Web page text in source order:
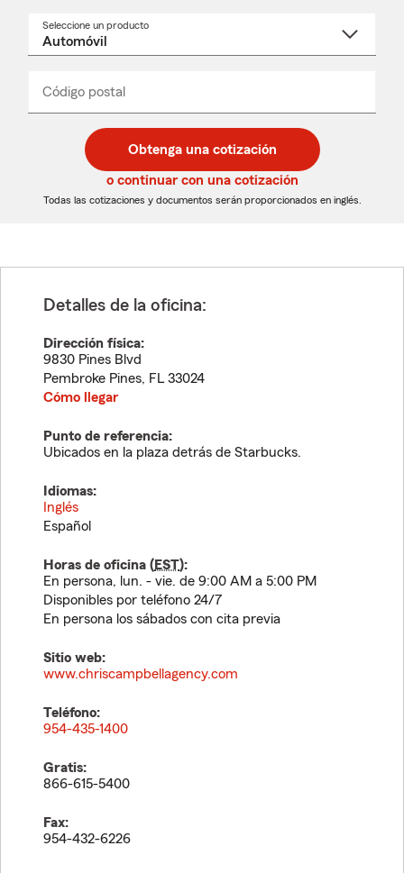
Seleccione un producto
desplegable
Código postal
de
5
dígitos
de
5
dígitos
_____
Obtenga una cotización
o continuar con una cotización
Todas las cotizaciones y documentos serán proporcionados en inglés.
Detalles de la oficina:
Dirección física:
9830 Pines Blvd
Pembroke Pines, FL 33024
Cómo llegar
Punto de referencia:
Ubicados en la plaza detrás de Starbucks.
Idiomas:
Inglés
Español
Horas de oficina (EST):
En persona, lun. - vie. de 9:00 AM a 5:00 PM
Disponibles por teléfono 24/7
En persona los sábados con cita previa
Sitio web:
www.chriscampbellagency.com
Teléfono:
954-435-1400
Gratis:
866-615-5400
Fax:
954-432-6226